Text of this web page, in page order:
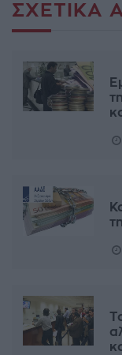
ΣΧΕΤΙΚΆ